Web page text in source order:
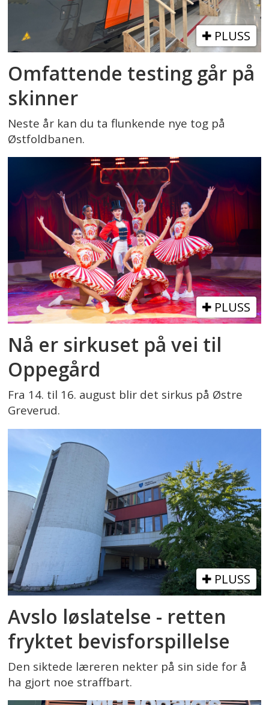
PLUSS
Omfattende testing går på
skinner
Neste år kan du ta flunkende nye tog på
Østfoldbanen.
PLUSS
Nå er sirkuset på vei til
Oppegård
Fra 14. til 16. august blir det sirkus på Østre
Greverud.
PLUSS
Avslo løslatelse - retten
fryktet bevisforspillelse
Den siktede læreren nekter på sin side for å
ha gjort noe straffbart.